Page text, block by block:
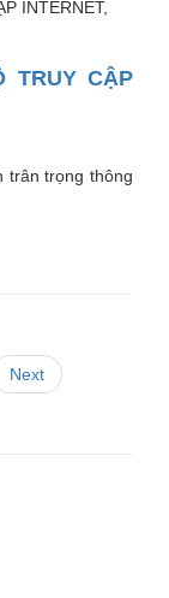
TRUY CẬP
trân trọng thông
Next